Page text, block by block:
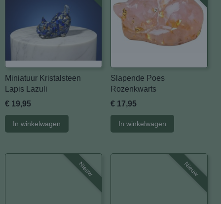
Miniatuur Kristalsteen
Lapis Lazuli
€ 19,95
In winkelwagen
Slapende Poes
Rozenkwarts
€ 17,95
In winkelwagen
Nieuw Nieuw